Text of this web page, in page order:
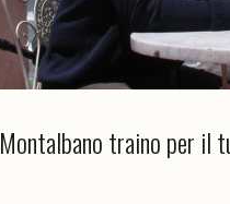
Montalbano traino per il